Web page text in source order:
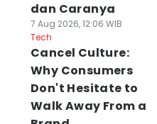
dan Caranya
7 Aug 2026, 12:06 WIB
Tech
Cancel Culture:
Why Consumers
Don't Hesitate to
Walk Away From a